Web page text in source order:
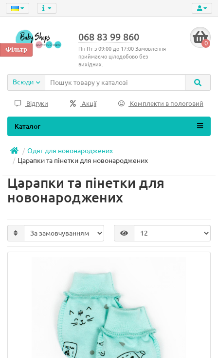
068 83 99 860
Пн-Пт з 09:00 до 17:00 Замовлення
приймаємо цілодобово без
вихідних.
0
Всюди
Відгуки Акції Комплекти в пологовий
Каталог
Одяг для новонароджених
Царапки та пінетки для новонароджених
Царапки та пінетки для
новонароджених